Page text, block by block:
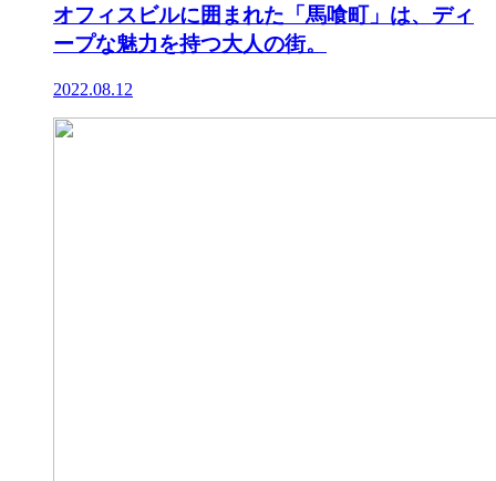
オフィスビルに囲まれた「馬喰町」は、ディ
ープな魅力を持つ大人の街。
2022.08.12